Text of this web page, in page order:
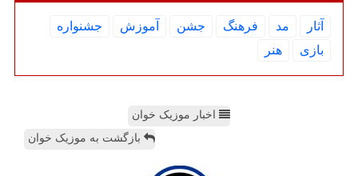
آثار مد فرهنگ جشن آموزش
جشنواره
بازی
هنر
اخبار موزیک خوان
بازگشت به موزیک خوان